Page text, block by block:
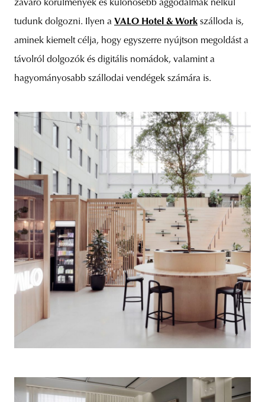
zavaró körülmények és különösebb aggodalmak nélkül
tudunk dolgozni. Ilyen a VALO Hotel & Work szálloda is,
aminek kiemelt célja, hogy egyszerre nyújtson megoldást a
távolról dolgozók és digitális nomádok, valamint a
hagyományosabb szállodai vendégek számára is.